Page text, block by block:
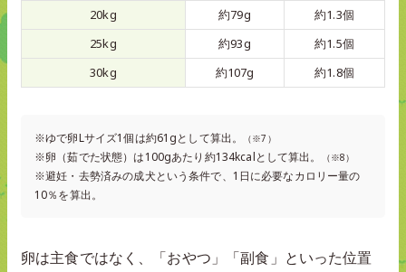
20kg
約79g
約1.3個
25kg
約93g
約1.5個
30kg
約107g 約1.8個
※ゆで卵Lサイズ1個は約61gとして算出。 （※7）
※卵（茹でた状態）は100gあたり約134kcalとして算出。 （※8）
※避妊・去勢済みの成犬という条件で、1日に必要なカロリー量の
10％を算出。
卵は主食ではなく、「おやつ」「副食」といった位置